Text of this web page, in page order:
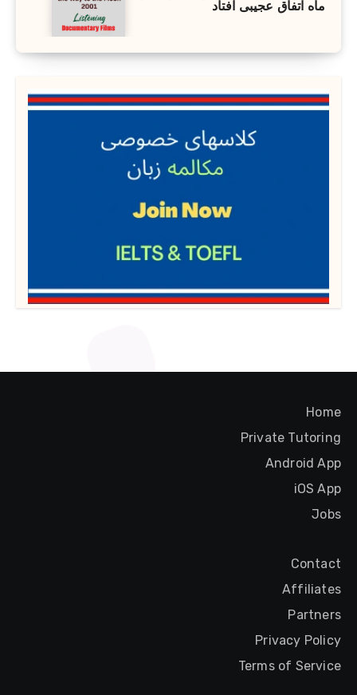
ماه اتفاق عجیبی افتاد
Home
Private Tutoring
Android App
iOS App
Jobs
Contact
Affiliates
Partners
Privacy Policy
Terms of Service